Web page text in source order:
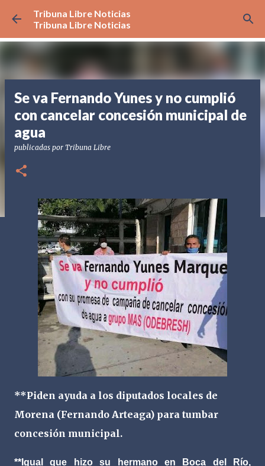
Ir al contenido principal
Tribuna Libre Noticias
Tribuna Libre Noticias
Se va Fernando Yunes y no cumplió
con cancelar concesión municipal de
agua
publicadas por Tribuna Libre
**Piden ayuda a los diputados locales de
Morena (Fernando Arteaga) para tumbar
concesión municipal.
**Igual que hizo su hermano en Boca del Río,